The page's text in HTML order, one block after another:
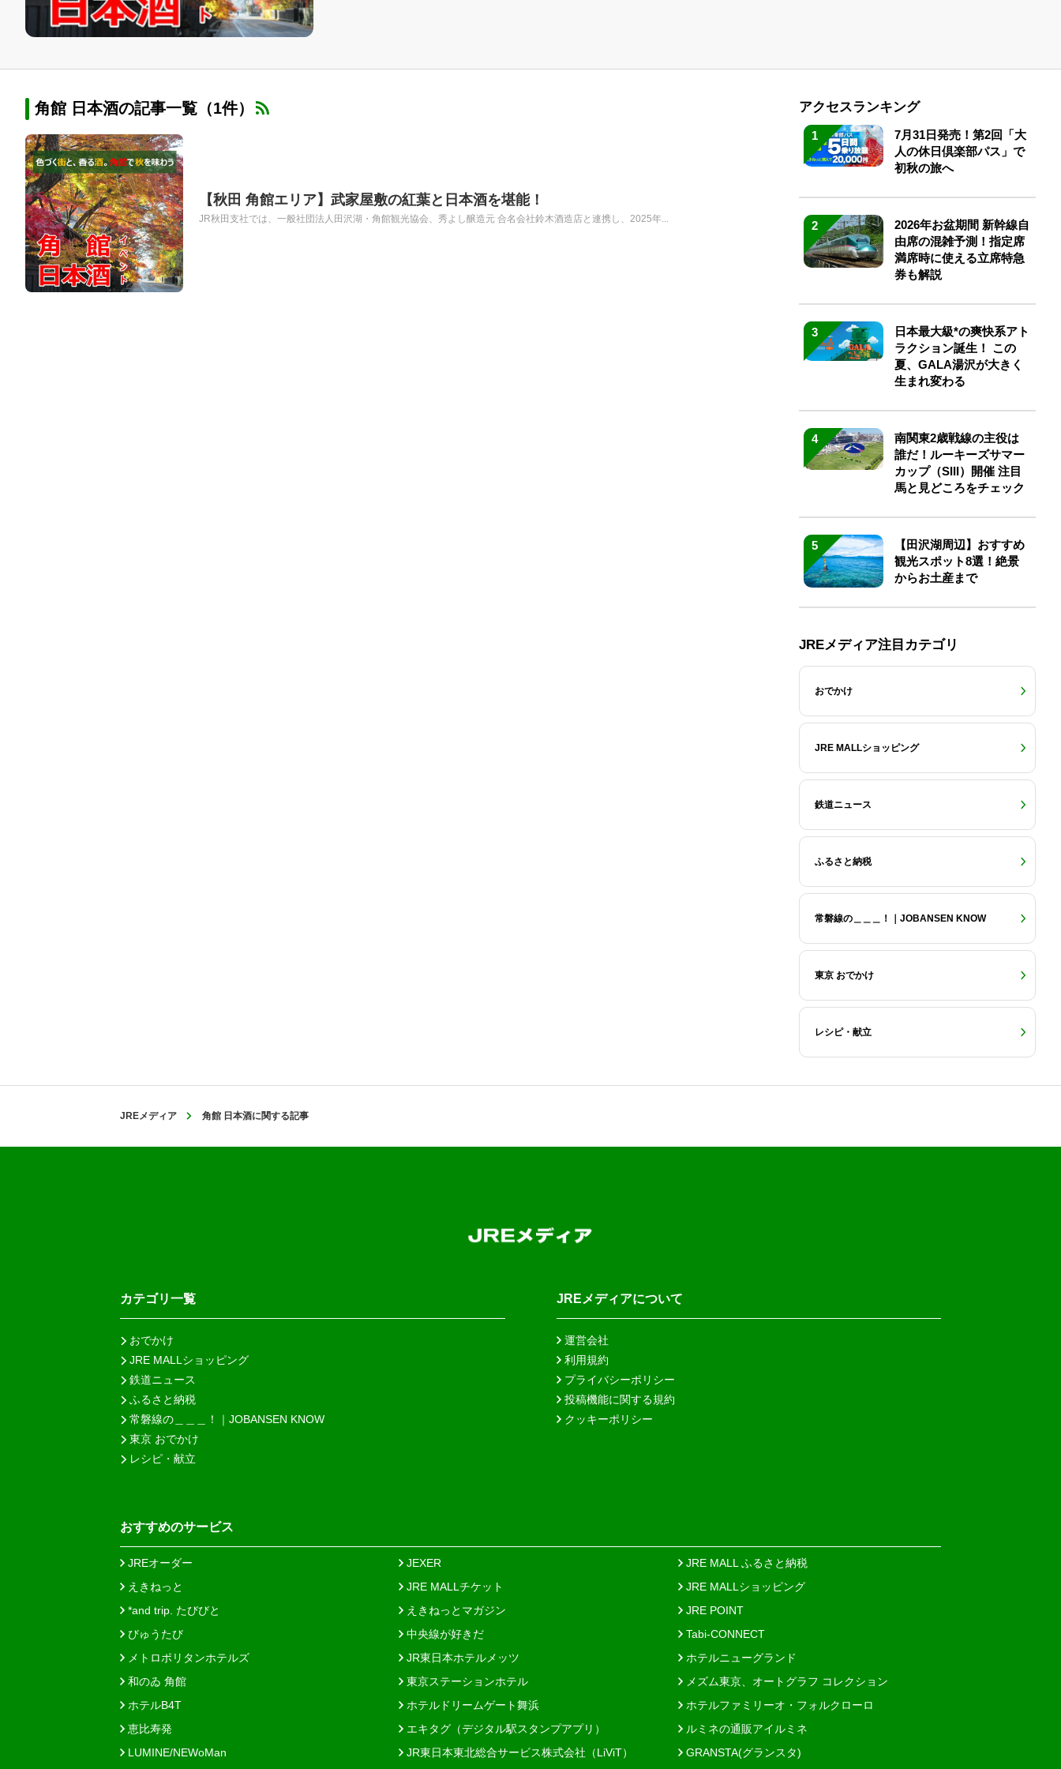
角館 日本酒の記事一覧（1件）
【秋田 角館エリア】武家屋敷の紅葉と日本酒を堪能！
JR秋田支社では、一般社団法人田沢湖・角館観光協会、秀よし醸造元 合名会社鈴木酒造店と連携し、2025年...
アクセスランキング
1
7月31日発売！第2回「大
人の休日倶楽部パス」で
初秋の旅へ
2
2026年お盆期間 新幹線自
由席の混雑予測！指定席
満席時に使える立席特急
券も解説
3
日本最大級*の爽快系アト
ラクション誕生！ この
夏、GALA湯沢が大きく
生まれ変わる
4
南関東2歳戦線の主役は
誰だ！ルーキーズサマー
カップ（SIII）開催 注目
馬と見どころをチェック
5
【田沢湖周辺】おすすめ
観光スポット8選！絶景
からお土産まで
JREメディア注目カテゴリ
おでかけ
JRE MALLショッピング
鉄道ニュース
ふるさと納税
常磐線の＿＿＿！｜JOBANSEN KNOW
東京 おでかけ
レシピ・献立
JREメディア 角館 日本酒に関する記事
カテゴリ一覧
おでかけ
JRE MALLショッピング
鉄道ニュース
ふるさと納税
常磐線の＿＿＿！｜JOBANSEN KNOW
東京 おでかけ
レシピ・献立
JREメディアについて
運営会社
利用規約
プライバシーポリシー
投稿機能に関する規約
クッキーポリシー
おすすめのサービス
JREオーダー JEXER
JRE MALL ふるさと納税
えきねっと
JRE MALLチケット
JRE MALLショッピング
*and trip. たびびと
えきねっとマガジン
JRE POINT
びゅうたび
中央線が好きだ
Tabi-CONNECT
メトロポリタンホテルズ
JR東日本ホテルメッツ
ホテルニューグランド
和のゐ 角館
東京ステーションホテル
メズム東京、オートグラフ コレクション
ホテルB4T
ホテルドリームゲート舞浜
ホテルファミリーオ・フォルクローロ
恵比寿発
エキタグ（デジタル駅スタンプアプリ）
ルミネの通販アイルミネ
LUMINE/NEWoMan
JR東日本東北総合サービス株式会社（LiViT） GRANSTA(グランスタ)